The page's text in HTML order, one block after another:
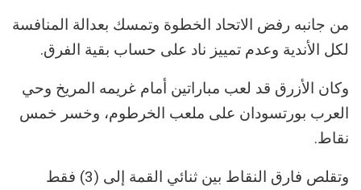
من جانبه رفض الاتحاد الخطوة وتمسك بعدالة المنافسة
لكل الأندية وعدم تمييز ناد على حساب بقية الفرق.
وكان الأزرق قد لعب مباراتين أمام غريمه المريخ وحي
العرب بورتسودان على ملعب الخرطوم، وخسر خمس
نقاط.
وتقلص فارق النقاط بين ثنائي القمة إلى (3) فقط